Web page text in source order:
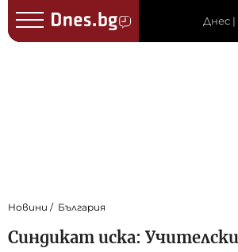
Днес |
Новини България
Синдикат иска: